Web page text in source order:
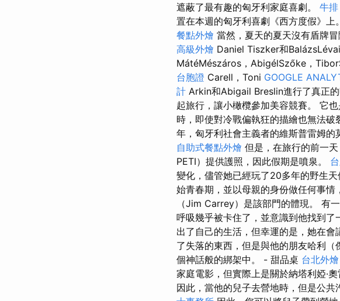
遮蔽了最有趣的匈牙利家庭喜劇。 牛
置在本週的匈牙利喜劇《西方度假》
餐點外燴 當然，夏天的夏天沒有盾牌
高級外燴 Daniel Tiszker和
MátéMészáros，AbigélSzőke，
台胞證 Carell，Toni GOOGLE
計 Arkin和Abigail Breslin進行了真正
起旅行，讓小橄欖參加美容競賽。 它
時，即使對冷戰偏執狂的描繪也無法破
年，匈牙利社會主義者的維斯普雷姆的
自助式餐點外燴 但是，在旅行的前一
PETI）提供護照，因此假期是噴泉。
變化，儘管她已經玩了20多年的野生天
始青春期，並以母親的身份做任何事情
（Jim Carrey）是該部門的體現。 有
呼吸幾乎被卡住了，並意識到他找到
出了自己的生活，但幸運的是，她在
了失落的東西，但是與他的朋友哈利
個神話般的綁架中。 - 甜品桌 台北外燴
家庭電影，但實際上是關於納塔利婭·
因此，當他的兒子去營地時，但是公